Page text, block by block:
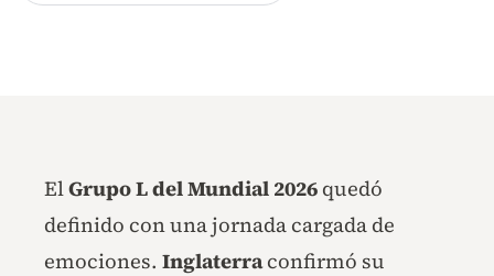
ElGrupo L del Mundial 2026 quedó
definido con una jornada cargada de
emociones. Inglaterraconfirmó su